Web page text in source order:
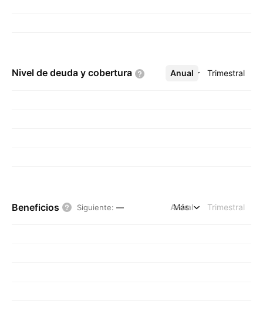
Nivel de deuda y cobertura Anual Trimestral
Más
Beneficios Siguiente: — Anual Trimestral
Más